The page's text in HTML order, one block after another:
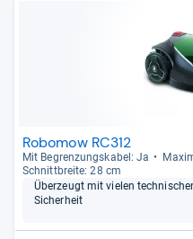
Robomow RC312
Mit Begren­zungs­ka­bel: Ja
Schnitt­breite: 28 cm
Über­zeugt mit vie­len
Sicher­heit